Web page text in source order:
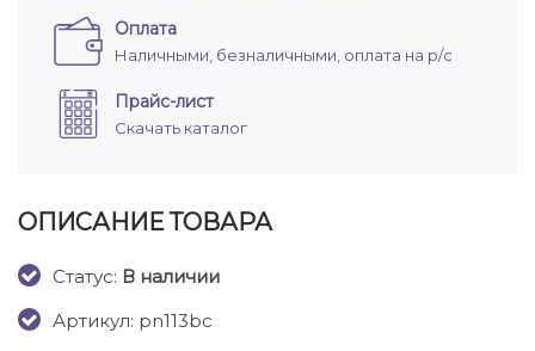
Оплата
Наличными, безналичными, оплата на р/с
Прайс-лист
Скачать каталог
ОПИСАНИЕ ТОВАРА
Cтатус: В наличии
Артикул: pn113bc